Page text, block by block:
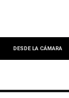
DESDE LA CÁMARA